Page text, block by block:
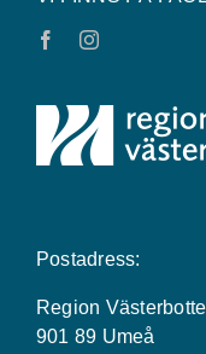
Postadress:
Region
901 89 Umeå